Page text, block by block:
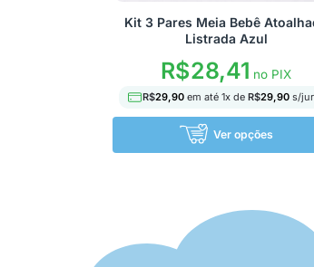
Kit 3 Pares Meia Bebê
Listrada Azul
R$28,41 no PIX
R$29,90 em até1x deR$29,90 s/
Ver opções